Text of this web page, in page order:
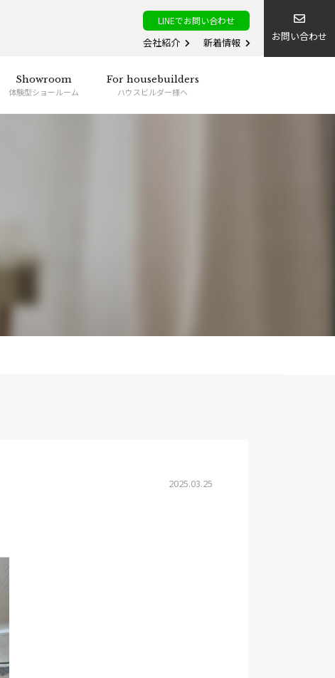
LINEでお問い合わせ
会社紹介 新着情報 お問い合わせ
Showroom
体験型ショールーム
For housebuilders
ハウスビルダー様へ
2025.03.25